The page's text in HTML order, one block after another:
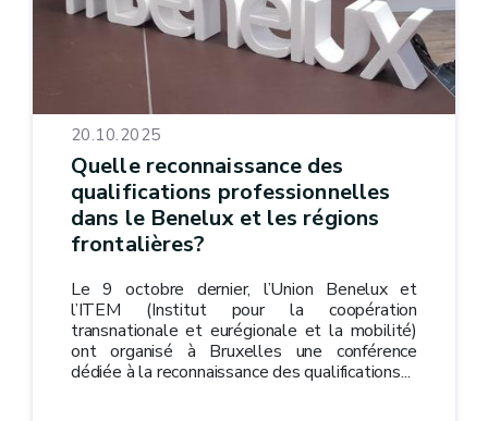
20.10.2025
Quelle reconnaissance des
qualifications professionnelles
dans le Benelux et les régions
frontalières?
Le 9 octobre dernier, l’Union Benelux et
l’ITEM (Institut pour la coopération
transnationale et eurégionale et la mobilité)
ont organisé à Bruxelles une conférence
dédiée à la reconnaissance des qualifications...